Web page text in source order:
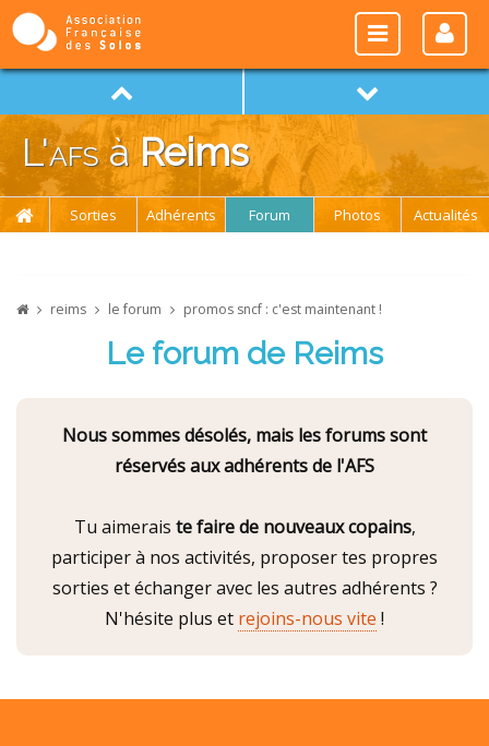
L'afsàReims
Sorties Adhérents Forum Photos Actualités
reims le forum promos sncf : c'est maintenant !
Le forum de Reims
Nous sommes désolés, mais les forums sont
réservés aux adhérents de l'AFS
Tu aimerais te faire de nouveaux copains,
participer à nos activités, proposer tes propres
sorties et échanger avec les autres adhérents ?
N'hésite plus et rejoins-nous vite !